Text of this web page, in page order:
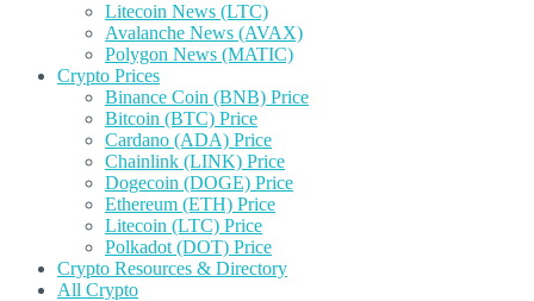
Litecoin News (LTC)
Avalanche News (AVAX)
Polygon News (MATIC)
Crypto Prices
Binance Coin (BNB) Price
Bitcoin (BTC) Price
Cardano (ADA) Price
Chainlink (LINK) Price
Dogecoin (DOGE) Price
Ethereum (ETH) Price
Litecoin (LTC) Price
Polkadot (DOT) Price
Crypto Resources & Directory
All Crypto